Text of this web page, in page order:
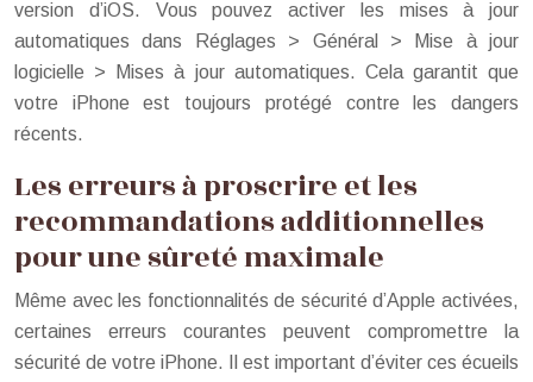
version d’iOS. Vous pouvez activer les mises à jour
automatiques dans Réglages > Général > Mise à jour
logicielle > Mises à jour automatiques. Cela garantit que
votre iPhone est toujours protégé contre les dangers
récents.
Les erreurs à proscrire et les
recommandations additionnelles
pour une sûreté maximale
Même avec les fonctionnalités de sécurité d’Apple activées,
certaines erreurs courantes peuvent compromettre la
sécurité de votre iPhone. Il est important d’éviter ces écueils